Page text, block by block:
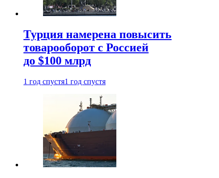
Турция намерена повысить
товарооборот с Россией
до $100 млрд
1 год спустя1 год спустя